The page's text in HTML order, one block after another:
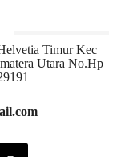
Timur Kec
Utara No.Hp